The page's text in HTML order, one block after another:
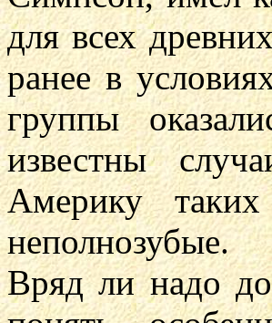
для всех
ранее в
группы
известны
Америку
неполнозубые.
Вряд ли надо